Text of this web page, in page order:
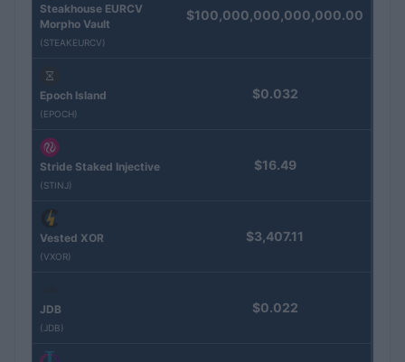
Steakhouse EURCV
Morpho Vault
(STEAKEURCV)
$100,000,000,000,000.00
Epoch Island
(EPOCH)
$0.032
Stride Staked Injective
(STINJ)
$16.49
Vested XOR
(VXOR)
$3,407.11
JDB
(JDB)
$0.022